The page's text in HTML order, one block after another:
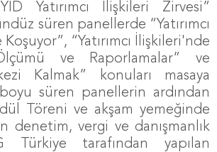
Yatırımcı İlişkileri Zirvesi”
süren panellerde “Yatırımcı
“Yatırımcı İlişkileri'nde
ve Raporlamalar” ve
Kalmak” konuları masaya
boyu süren panellerin ardından
Töreni ve akşam yemeğinde
denetim, vergi ve danışmanlık
Türkiye tarafından yapılan